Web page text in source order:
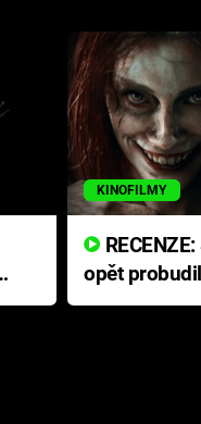
KINOFILMY
opět
přichází s